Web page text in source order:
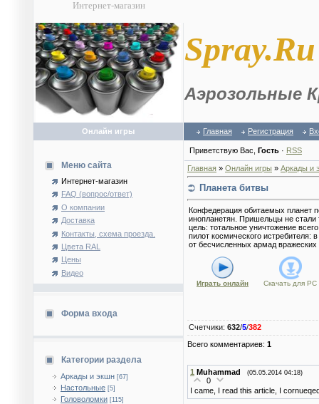
Интернет-магазин
Spray.Ru
Аэрозольные
Онлайн игры Главная Регистрация
Меню сайта
Интернет-магазин
FAQ (вопрос/ответ)
О компании
Доставка
Контакты, схема проезда.
Цвета RAL
Цены
Видео
Форма входа
Категории раздела
Аркады и экшн [67]
Настольные [5]
Головоломки [115]
Приветствую Вас Гость · RSS
Главная » Онлайн игры » Аркады и
Планета битвы
Конфедерация обитаемых планет
инопланетян. Пришельцы не стали
цель: тотальное уничтожение
пилот космического истребителя:
от бесчисленных армад
Играть онлайн Скачать для PC
Счетчики: 632/5/382
Всего комментариев: 1
1 Muhammad (05.05.2014 04:18)
0
I came, I read this article, I